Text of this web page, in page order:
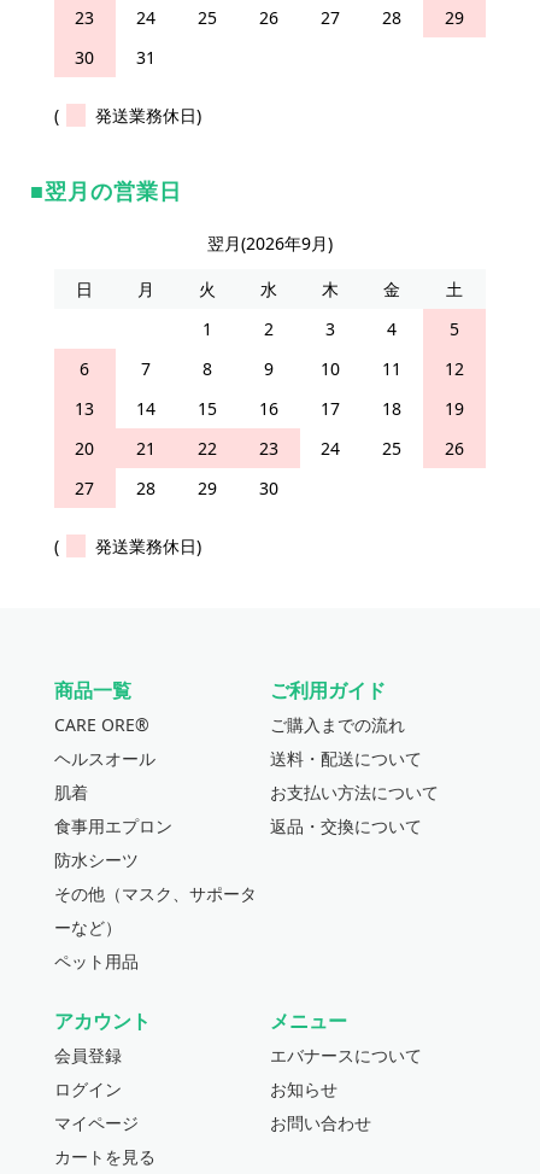
23
24 25 26 27 28
29
30
31
( 発送業務休日)
翌月の営業日
翌月(2026年9月)
日
月 火 水 木 金
土
1
2 3 4
5
6
7 8 9 10 11
12
13
14 15 16 17 18
19
20
21 22 23 24 25
26
27
28 29 30
( 発送業務休日)
商品一覧
CARE ORE®
ヘルスオール
肌着
食事用エプロン
防水シーツ
その他（マスク、サポータ
ーなど）
ペット用品
ご利用ガイド
ご購入までの流れ
送料・配送について
お支払い方法について
返品・交換について
アカウント
会員登録
ログイン
マイページ
カートを見る
メニュー
エバナースについて
お知らせ
お問い合わせ